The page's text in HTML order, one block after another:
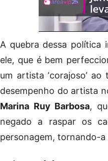
A quebra dessa política
ele, que é bem
um artista ‘corajoso’
desempenho do artista
Marina Ruy Barbosa,
negado a raspar os
personagem, tornando-a